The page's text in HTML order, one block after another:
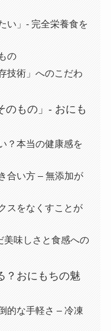
い」- 完全栄養食を
の
技術」へのこだわ
のもの」- おにも
？本当の健康感を
合い方 – 無添加が
スをなくすことが
美味しさと食感への
？おにもちの魅
的な手軽さ – 冷凍